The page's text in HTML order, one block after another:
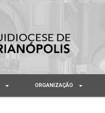
ORGANIZAÇÃO